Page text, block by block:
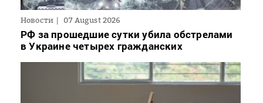
Новости 07 August 2026
РФ за прошедшие сутки убила обстрелами
в Украине четырех гражданских